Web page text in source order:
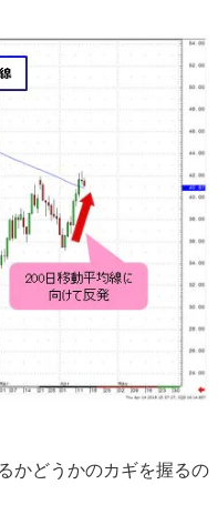
かどうかのカギを握るの